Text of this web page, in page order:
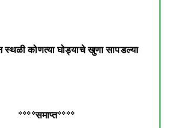
स्थळी कोणत्या घोड्याचे खुणा सापडल्या
****समाप्त****